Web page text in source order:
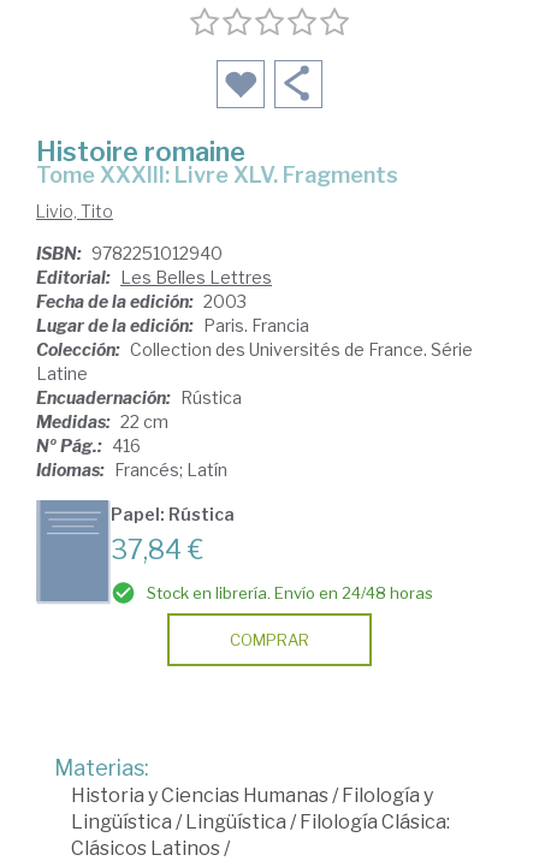
Histoire romaine
Tome XXXIII: Livre XLV. Fragments
Livio, Tito
ISBN: 9782251012940
Editorial: Les Belles Lettres
Fecha de la edición: 2003
Lugar de la edición: Paris. Francia
Colección: Collection des Universités de France. Série
Latine
Encuadernación: Rústica
Medidas: 22 cm
Nº Pág.: 416
Idiomas: Francés; Latín
Papel: Rústica
37,84 €
Stock en librería. Envío en 24/48 horas
COMPRAR
Materias:
Historia y Ciencias Humanas/Filología y
Lingüística /Lingüística /Filología Clásica:
Clásicos Latinos/